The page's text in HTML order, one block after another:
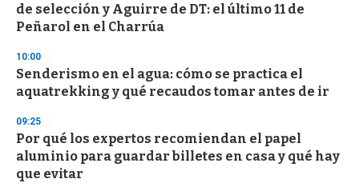
de selección y Aguirre de DT: el último 11 de
Peñarol en el Charrúa
10:00
Senderismo en el agua: cómo se practica el
aquatrekking y qué recaudos tomar antes de ir
09:25
Por qué los expertos recomiendan el papel
aluminio para guardar billetes en casa y qué hay
que evitar